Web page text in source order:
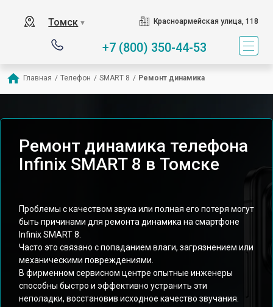
Томск ▼ Красноармейская улица, 118
+7 (800) 350-44-53
Главная / Телефон / SMART 8 / Ремонт динамика
Ремонт динамика телефона
Infinix SMART 8 в Томске
Проблемы с качеством звука или полная его потеря могут
быть причинами для ремонта динамика на смартфоне
Infinix SMART 8.
Часто это связано с попаданием влаги, загрязнением или
механическими повреждениями.
В фирменном сервисном центре опытные инженеры
способны быстро и эффективно устранить эти
неполадки, восстановив исходное качество звучания.